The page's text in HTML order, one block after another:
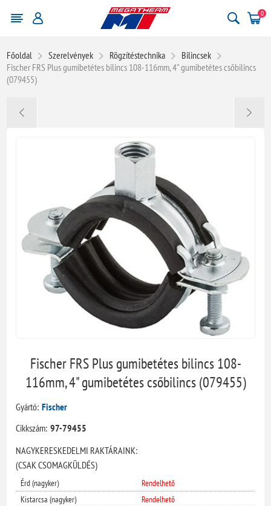
0
Főoldal Szerelvények Rögzítéstechnika
Bilincsek
Fischer FRS Plus gumibetétes bilincs 108-116mm, 4" gumibetétes csőbilincs
(079455)
Fischer FRS Plus gumibetétes bilincs 108-
116mm, 4" gumibetétes csőbilincs (079455)
Gyártó: Fischer
Cikkszám: 97-79455
NAGYKERESKEDELMI RAKTÁRAINK:
(CSAK CSOMAGKÜLDÉS)
Érd (nagyker)
Rendelhető
Kistarcsa (nagyker)
Rendelhető